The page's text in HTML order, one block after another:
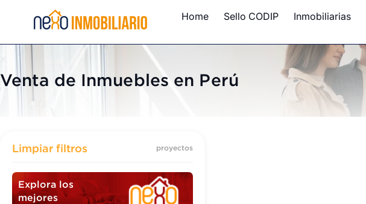
Home Sello CODIP Inmobiliarias
Venta de Inmuebles en Perú
Limpiar filtros proyectos
Explora los
mejores